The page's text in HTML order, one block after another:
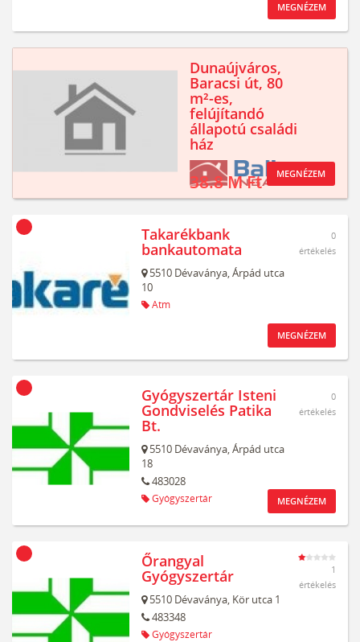
MEGNÉZEM
Dunaújváros,
Baracsi út, 80
m²-es,
felújítandó
állapotú családi
ház
38.8 M Ft MEGNÉZEM
Takarékbank
bankautomata
5510 Dévaványa,Árpád utca
10
Atm
0
értékelés
MEGNÉZEM
Gyógyszertár Isteni
Gondviselés Patika
Bt.
5510 Dévaványa,Árpád utca
18
483028
Gyógyszertár
0
értékelés
MEGNÉZEM
Őrangyal
Gyógyszertár
5510 Dévaványa, Kör utca 1
483348
Gyógyszertár
1
értékelés